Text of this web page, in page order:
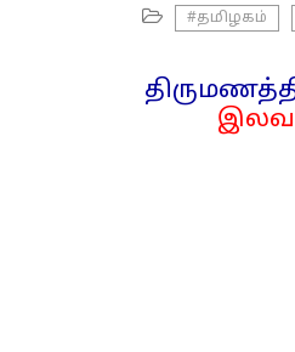
#தமிழகம்